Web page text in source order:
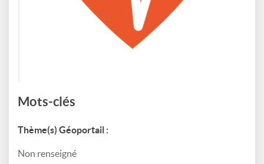
Mots-clés
Thème(s) Géoportail :
Non renseigné